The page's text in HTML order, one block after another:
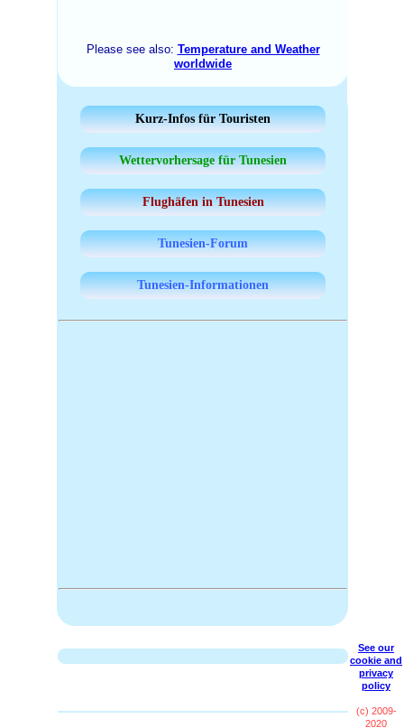
Please see also: Temperature and Weather
worldwide
Kurz-Infos für Touristen
Wettervorhersage für Tunesien
Flughäfen in Tunesien
Tunesien-Forum
Tunesien-Informationen
See our
cookie and
privacy
policy
(c) 2009-
2020